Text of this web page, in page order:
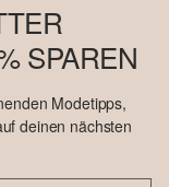
SPAREN
Modetipps,
deinen nächsten